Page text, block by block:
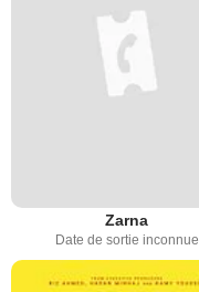
Zarna
Date de sortie inconnue